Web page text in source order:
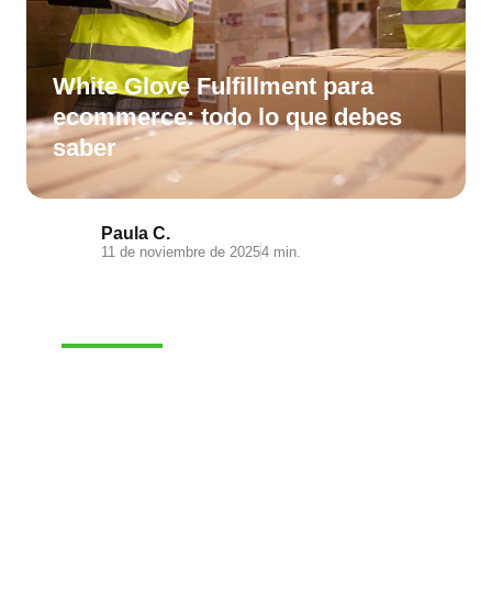
White Glove Fulfillment para
ecommerce: todo lo que debes
saber
Paula C.
11 de noviembre de 20254 min.